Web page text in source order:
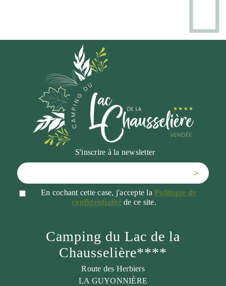
S'inscrire à la newsletter
>
En cochant cette case, j'accepte la Politique de
confidentialitéde ce site.
Camping du Lac de la
Chausselière****
Route des Herbiers
LA GUYONNIÈRE